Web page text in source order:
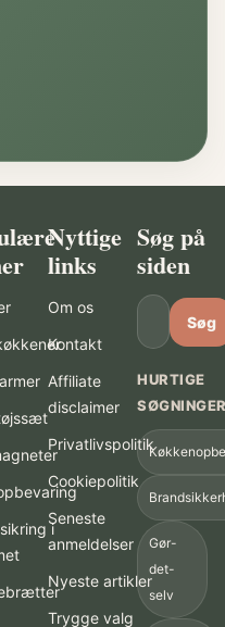
i
Nyttige
links
Om os
Kontakt
Affiliate
disclaimer
Privatlivspolitik
Cookiepolitik
Seneste
anmeldelser
Nyeste artikler
Trygge valg
Søg på
siden
Søg
HURTIGE
Gør-
det-
selv